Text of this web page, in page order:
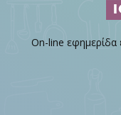
On-line εφημερίδα